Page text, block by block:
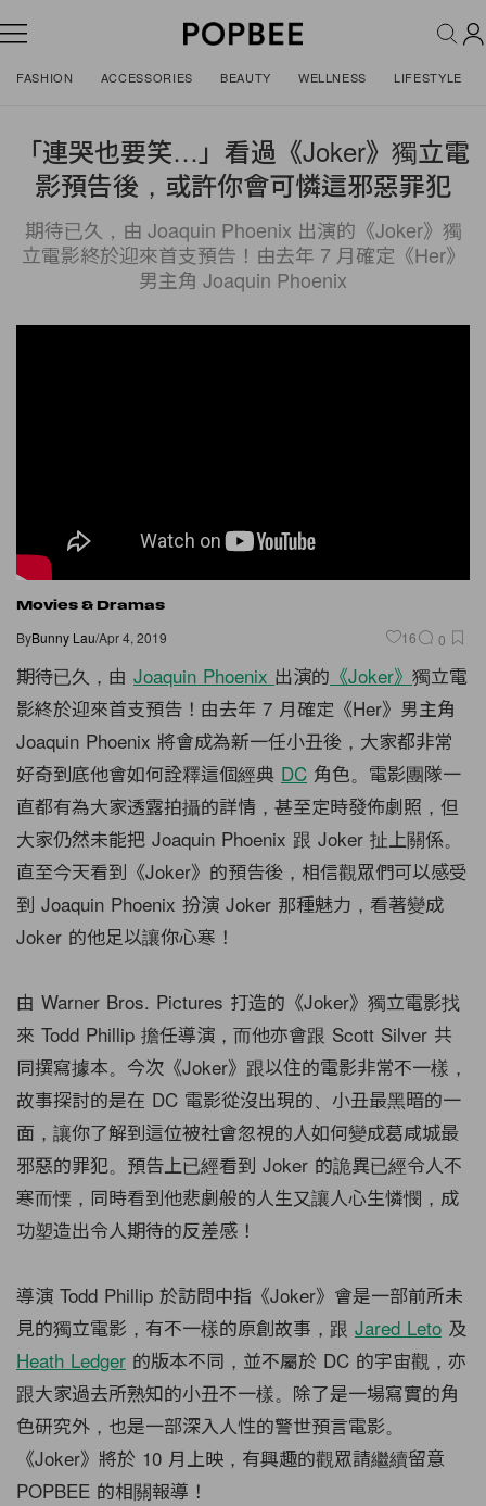
FASHION ACCESSORIES BEAUTY WELLNESS LIFESTYLE
「連哭也要笑…」看過《Joker》獨立電
影預告後，或許你會可憐這邪惡罪犯
期待已久，由 Joaquin Phoenix 出演的《Joker》獨
立電影終於迎來首支預告！由去年 7 月確定《Her》
男主角 Joaquin Phoenix
Movies & Dramas
ByBunny Lau/Apr 4, 2019 16 0
期待已久，由 Joaquin Phoenix 出演的 《Joker》 獨立電
影終於迎來首支預告！由去年 7 月確定《Her》男主角
Joaquin Phoenix 將會成為新一任小丑後，大家都非常
好奇到底他會如何詮釋這個經典 DC 角色。電影團隊一
直都有為大家透露拍攝的詳情，甚至定時發佈劇照，但
大家仍然未能把 Joaquin Phoenix 跟 Joker 扯上關係。
直至今天看到《Joker》的預告後，相信觀眾們可以感受
到 Joaquin Phoenix 扮演 Joker 那種魅力，看著變成
Joker 的他足以讓你心寒！
由 Warner Bros. Pictures 打造的《Joker》獨立電影找
來 Todd Phillip 擔任導演，而他亦會跟 Scott Silver 共
同撰寫據本。今次《Joker》跟以住的電影非常不一樣，
故事探討的是在 DC 電影從沒出現的、小丑最黑暗的一
面，讓你了解到這位被社會忽視的人如何變成葛咸城最
邪惡的罪犯。預告上已經看到 Joker 的詭異已經令人不
寒而慄，同時看到他悲劇般的人生又讓人心生憐憫，成
功塑造出令人期待的反差感！
導演 Todd Phillip 於訪問中指《Joker》會是一部前所未
見的獨立電影，有不一樣的原創故事，跟 Jared Leto 及
Heath Ledger 的版本不同，並不屬於 DC 的宇宙觀，亦
跟大家過去所熟知的小丑不一樣。除了是一場寫實的角
色研究外，也是一部深入人性的警世預言電影。
《Joker》將於 10 月上映，有興趣的觀眾請繼續留意
POPBEE 的相關報導！